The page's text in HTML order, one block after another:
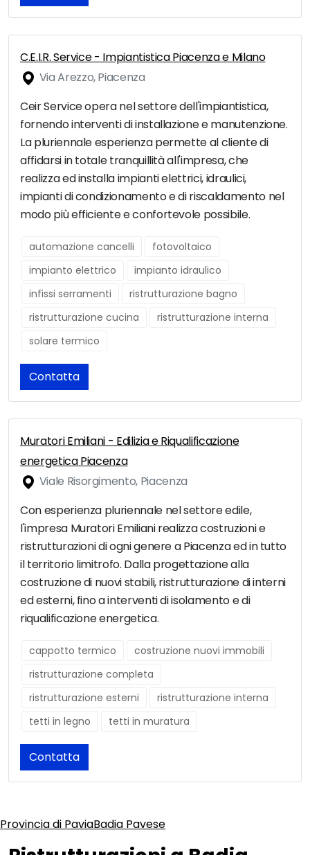
C.E.I.R. Service - Impiantistica Piacenza e Milano
Via Arezzo, Piacenza
Ceir Service opera nel settore dell'impiantistica,
fornendo interventi di installazione e manutenzione.
La pluriennale esperienza permette al cliente di
affidarsi in totale tranquillità all'impresa, che
realizza ed installa impianti elettrici, idraulici,
impianti di condizionamento e di riscaldamento nel
modo più efficiente e confortevole possibile.
automazione cancelli
fotovoltaico
impianto elettrico
impianto idraulico
infissi serramenti
ristrutturazione bagno
ristrutturazione cucina
ristrutturazione interna
solare termico
Contatta
Muratori Emiliani - Edilizia e Riqualificazione
energetica Piacenza
Viale Risorgimento, Piacenza
Con esperienza pluriennale nel settore edile,
l'impresa Muratori Emiliani realizza costruzioni e
ristrutturazioni di ogni genere a Piacenza ed in tutto
il territorio limitrofo. Dalla progettazione alla
costruzione di nuovi stabili, ristrutturazione di interni
ed esterni, fino a interventi di isolamento e di
riqualificazione energetica.
cappotto termico
costruzione nuovi immobili
ristrutturazione completa
ristrutturazione esterni
ristrutturazione interna
tetti in legno
tetti in muratura
Contatta
Provincia di PaviaBadia Pavese